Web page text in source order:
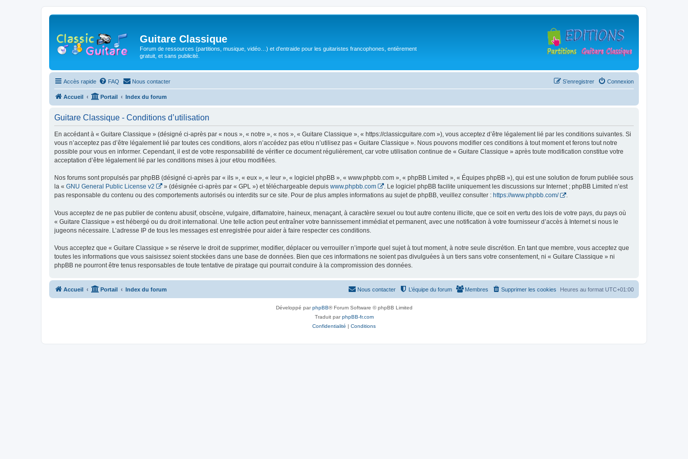
Guitare Classique
Forum de ressources (partitions, musique, vidéo…) et d'entraide pour les guitaristes francophones, entièrement
gratuit, et sans publicité.
Accès rapide FAQ Nous contacter Connexion
S’enregistrer
Accueil Portail Index du forum
Guitare Classique - Conditions d’utilisation
En accédant à « Guitare Classique » (désigné ci-après par « nous », « notre », « nos », « Guitare Classique », « https://classicguitare.com »), vous acceptez d’être légalement lié par les conditions suivantes. Si
vous n’acceptez pas d’être légalement lié par toutes ces conditions, alors n’accédez pas et/ou n’utilisez pas « Guitare Classique ». Nous pouvons modifier ces conditions à tout moment et ferons tout notre
possible pour vous en informer. Cependant, il est de votre responsabilité de vérifier ce document régulièrement, car votre utilisation continue de « Guitare Classique » après toute modification constitue votre
acceptation d’être légalement lié par les conditions mises à jour et/ou modifiées.
Nos forums sont propulsés par phpBB (désigné ci-après par « ils », « eux », « leur », « logiciel phpBB », « www.phpbb.com », « phpBB Limited », « Équipes phpBB »), qui est une solution de forum publiée sous
la « GNU General Public License v2 » (désignée ci-après par « GPL ») et téléchargeable depuis www.phpbb.com
. Le logiciel phpBB facilite uniquement les discussions sur Internet ; phpBB Limited n’est
pas responsable du contenu ou des comportements autorisés ou interdits sur ce site. Pour de plus amples informations au sujet de phpBB, veuillez consulter : https://www.phpbb.com/ .
Vous acceptez de ne pas publier de contenu abusif, obscène, vulgaire, diffamatoire, haineux, menaçant, à caractère sexuel ou tout autre contenu illicite, que ce soit en vertu des lois de votre pays, du pays où
« Guitare Classique » est hébergé ou du droit international. Une telle action peut entraîner votre bannissement immédiat et permanent, avec une notification à votre fournisseur d’accès à Internet si nous le
jugeons nécessaire. L’adresse IP de tous les messages est enregistrée pour aider à faire respecter ces conditions.
Vous acceptez que « Guitare Classique » se réserve le droit de supprimer, modifier, déplacer ou verrouiller n’importe quel sujet à tout moment, à notre seule discrétion. En tant que membre, vous acceptez que
toutes les informations que vous saisissez soient stockées dans une base de données. Bien que ces informations ne soient pas divulguées à un tiers sans votre consentement, ni « Guitare Classique » ni
phpBB ne pourront être tenus responsables de toute tentative de piratage qui pourrait conduire à la compromission des données.
Accueil Portail Index du forum Heures au format UTC+01:00
Supprimer les cookies
Membres
L’équipe du forum
Nous contacter
Développé parphpBB® Forum Software © phpBB Limited
Traduit parphpBB-fr.com
Confidentialité | Conditions